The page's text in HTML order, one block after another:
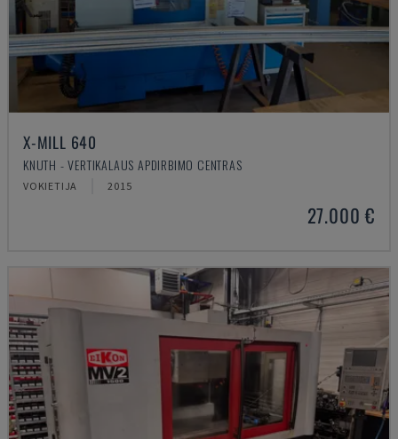
X-MILL 640
KNUTH - VERTIKALAUS APDIRBIMO CENTRAS
VOKIETIJA 2015
27.000 €